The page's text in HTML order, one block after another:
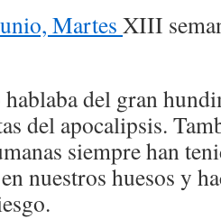
Martes XIII
del gran
del apocalipsis.
siempre han
nuestros huesos y